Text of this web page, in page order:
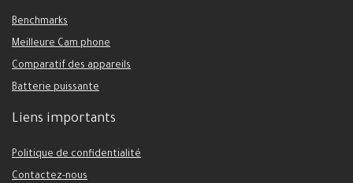
Benchmarks
Meilleure Cam phone
Comparatif des appareils
Batterie puissante
Liens importants
Politique de confidentialité
Contactez-nous